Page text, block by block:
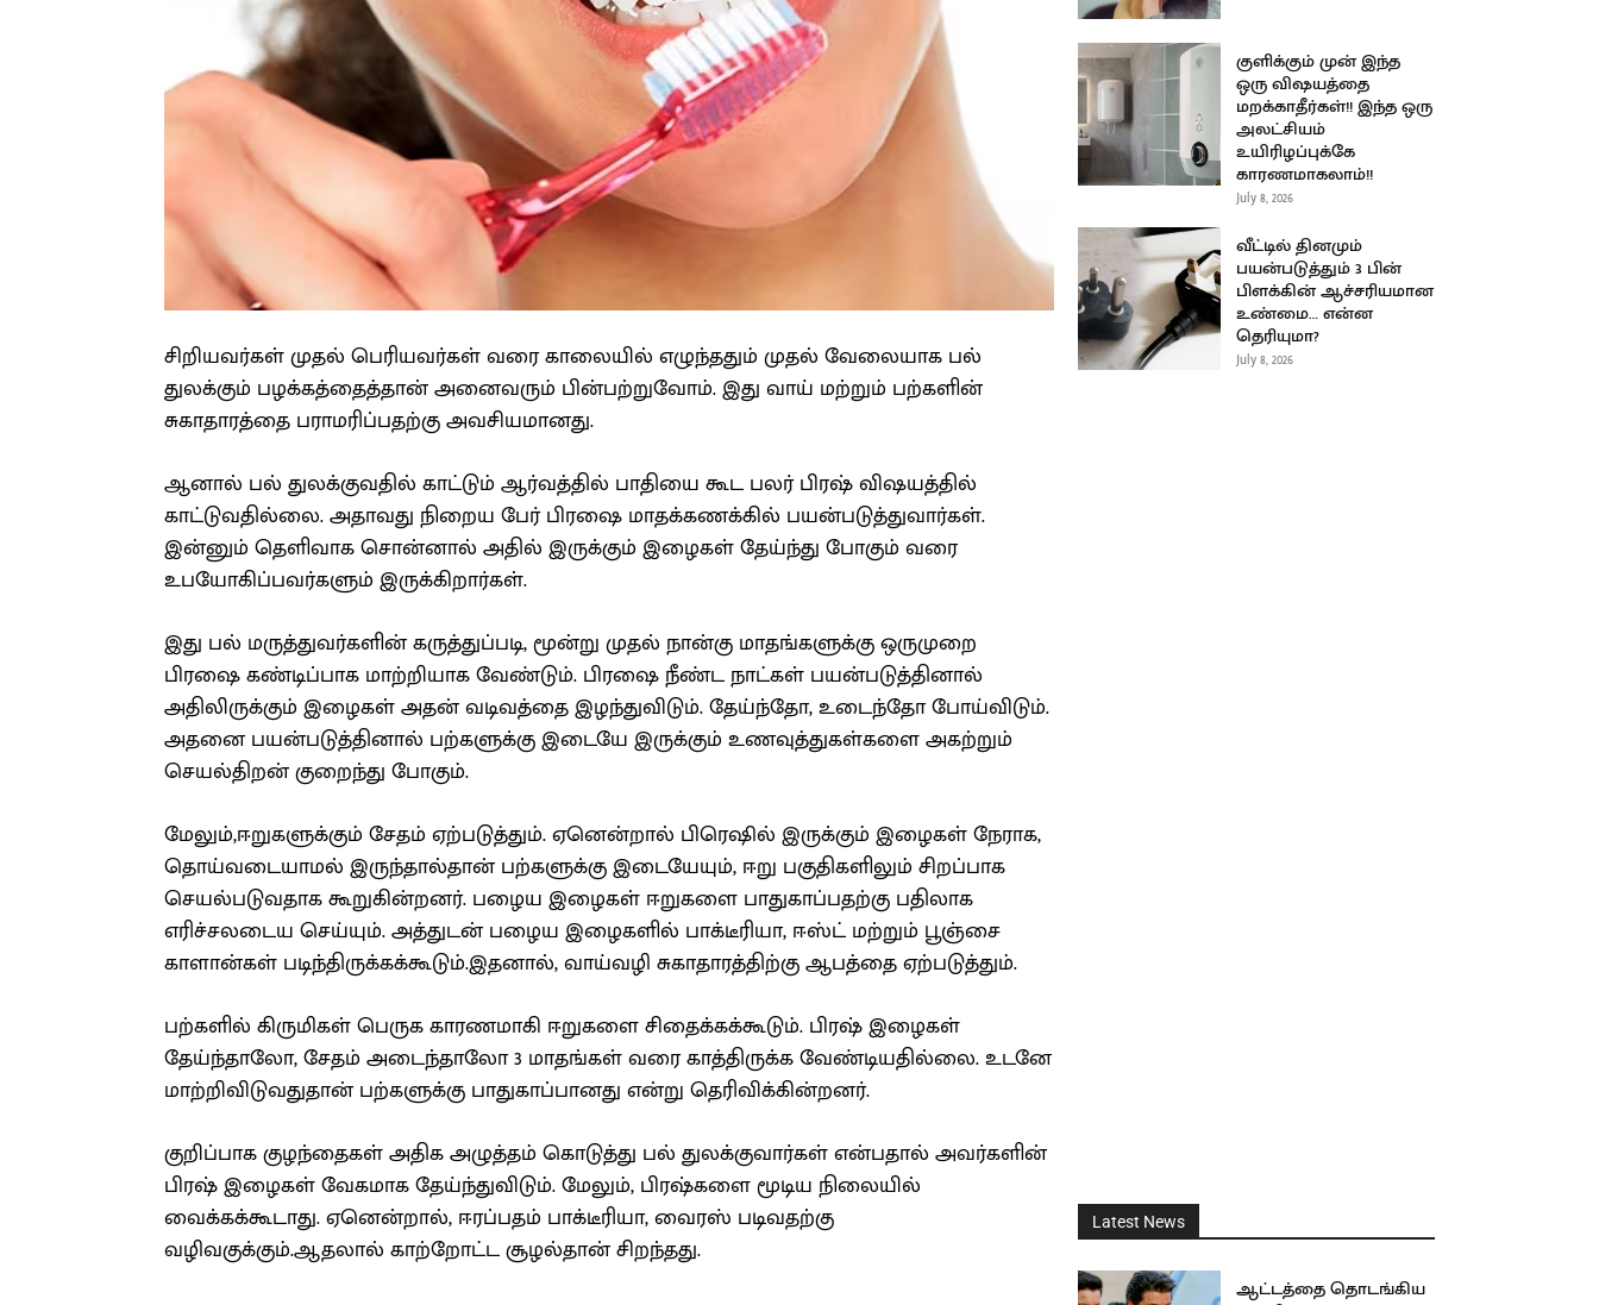
சிறியவர்கள் முதல் பெரியவர்கள் வரை காலையில் எழுந்ததும் முதல் வேலையாக பல்
துலக்கும் பழக்கத்தைத்தான் அனைவரும் பின்பற்றுவோம். இது வாய் மற்றும் பற்களின்
சுகாதாரத்தை பராமரிப்பதற்கு அவசியமானது.
ஆனால் பல் துலக்குவதில் காட்டும் ஆர்வத்தில் பாதியை கூட பலர் பிரஷ் விஷயத்தில்
காட்டுவதில்லை. அதாவது நிறைய பேர் பிரஷை மாதக்கணக்கில் பயன்படுத்துவார்கள்.
இன்னும் தெளிவாக சொன்னால் அதில் இருக்கும் இழைகள் தேய்ந்து போகும் வரை
உபயோகிப்பவர்களும் இருக்கிறார்கள்.
இது பல் மருத்துவர்களின் கருத்துப்படி, மூன்று முதல் நான்கு மாதங்களுக்கு ஒருமுறை
பிரஷை கண்டிப்பாக மாற்றியாக வேண்டும். பிரஷை நீண்ட நாட்கள் பயன்படுத்தினால்
அதிலிருக்கும் இழைகள் அதன் வடிவத்தை இழந்துவிடும். தேய்ந்தோ, உடைந்தோ போய்விடும்.
அதனை பயன்படுத்தினால் பற்களுக்கு இடையே இருக்கும் உணவுத்துகள்களை அகற்றும்
செயல்திறன் குறைந்து போகும்.
மேலும்,ஈறுகளுக்கும் சேதம் ஏற்படுத்தும். ஏனென்றால் பிரெஷில் இருக்கும் இழைகள் நேராக,
தொய்வடையாமல் இருந்தால்தான் பற்களுக்கு இடையேயும், ஈறு பகுதிகளிலும் சிறப்பாக
செயல்படுவதாக கூறுகின்றனர். பழைய இழைகள் ஈறுகளை பாதுகாப்பதற்கு பதிலாக
எரிச்சலடைய செய்யும். அத்துடன் பழைய இழைகளில் பாக்டீரியா, ஈஸ்ட் மற்றும் பூஞ்சை
காளான்கள் படிந்திருக்கக்கூடும்.இதனால், வாய்வழி சுகாதாரத்திற்கு ஆபத்தை ஏற்படுத்தும்.
பற்களில் கிருமிகள் பெருக காரணமாகி ஈறுகளை சிதைக்கக்கூடும். பிரஷ் இழைகள்
தேய்ந்தாலோ, சேதம் அடைந்தாலோ 3 மாதங்கள் வரை காத்திருக்க வேண்டியதில்லை. உடனே
மாற்றிவிடுவதுதான் பற்களுக்கு பாதுகாப்பானது என்று தெரிவிக்கின்றனர்.
குறிப்பாக குழந்தைகள் அதிக அழுத்தம் கொடுத்து பல் துலக்குவார்கள் என்பதால் அவர்களின்
பிரஷ் இழைகள் வேகமாக தேய்ந்துவிடும். மேலும், பிரஷ்களை மூடிய நிலையில்
வைக்கக்கூடாது. ஏனென்றால், ஈரப்பதம் பாக்டீரியா, வைரஸ் படிவதற்கு
வழிவகுக்கும்.ஆதலால் காற்றோட்ட சூழல்தான் சிறந்தது.
குளிக்கும் முன் இந்த
ஒரு விஷயத்தை
மறக்காதீர்கள்!! இந்த ஒரு
அலட்சியம்
உயிரிழப்புக்கே
காரணமாகலாம்!!
July 8, 2026
வீட்டில் தினமும்
பயன்படுத்தும் 3 பின்
பிளக்கின் ஆச்சரியமான
உண்மை… என்ன
தெரியுமா?
July 8, 2026
Latest News
ஆட்டத்தை தொடங்கிய